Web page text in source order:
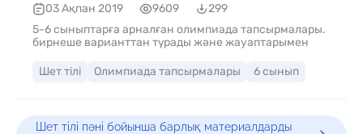
03 Ақпан 2019
9609
299
5-6 сыныптарға арналған олимпиада тапсырмалары.
бирнеше варианттан түрады және жауаптарымен
Шет тілі Олимпиада тапсырмалары 6 сынып
Шет тілі пәні бойынша барлық материалдарды